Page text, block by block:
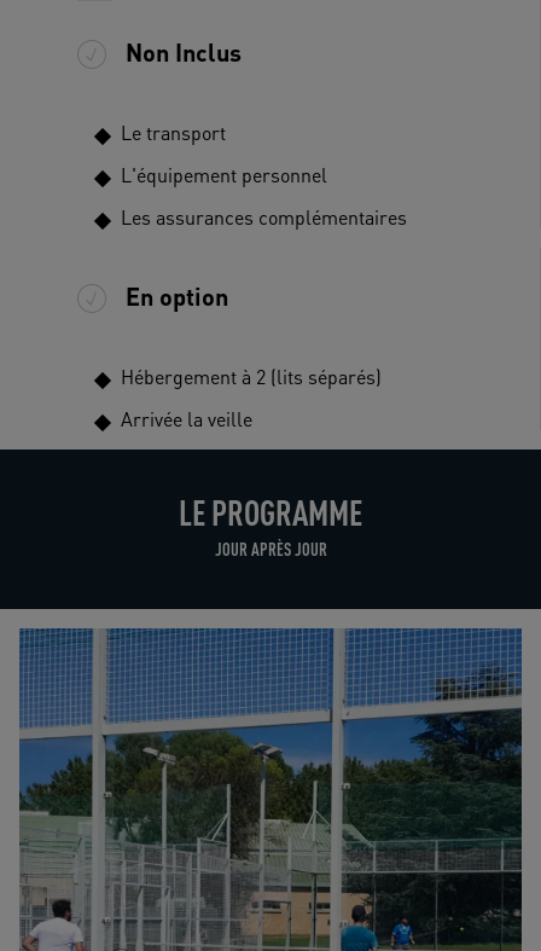
Non Inclus
Le transport
L'équipement personnel
Les assurances complémentaires
En option
Hébergement à 2 (lits séparés)
Arrivée la veille
LE PROGRAMME
JOUR APRÈS JOUR